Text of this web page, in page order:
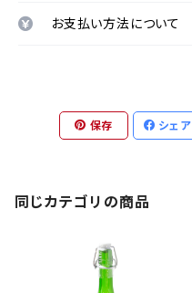
お支払い方法について
保存 シェア
同じカテゴリの商品